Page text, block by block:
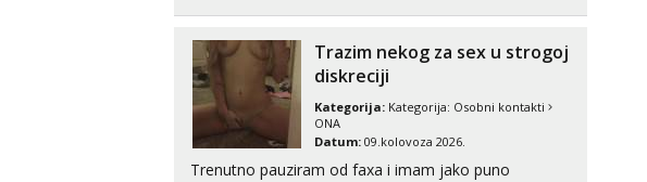
Tel:
tel:0,93€ - mob:1,12€ min
Trazim nekog za sex u strogoj
diskreciji
Kategorija: Kategorija: Osobni kontakti
ONA
Datum: 09.kolovoza 2026.
Trenutno pauziram od faxa i imam jako puno